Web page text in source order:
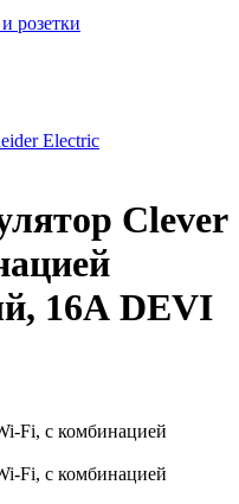
розетки
Electric
Clever
16А DEVI